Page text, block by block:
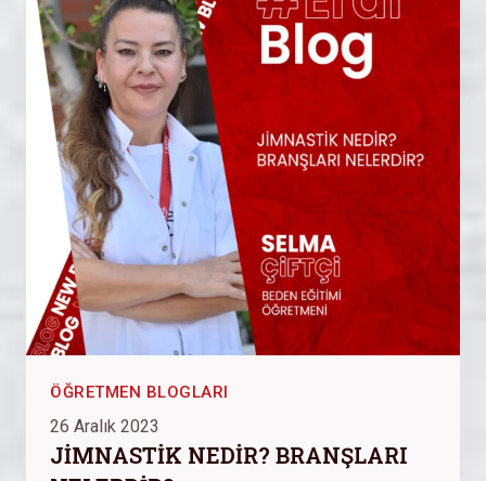
ÖĞRETMEN BLOGLARI
26 Aralık 2023
JİMNASTİK NEDİR? BRANŞLARI